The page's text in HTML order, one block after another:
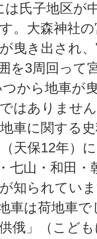
は氏子地区が
。大森神社
曳き出され
を3周回って
から地車が
はありませ
車に関する
天保12年）
七山・和田
知られてい
車は荷地車
俄」（こど